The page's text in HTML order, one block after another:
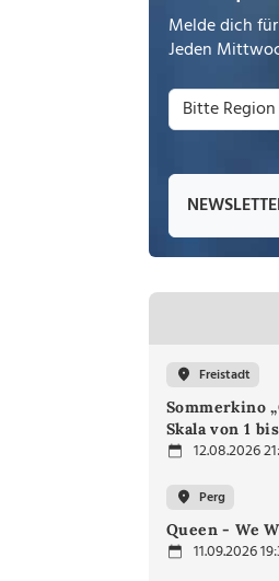
Melde dich
Jeden
Freistadt
Sommerkino
Skala von 1
12.08.2026
Perg
Queen - We
11.09.2026